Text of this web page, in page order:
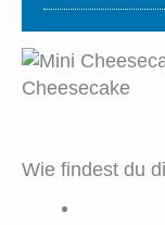
Wie findest du